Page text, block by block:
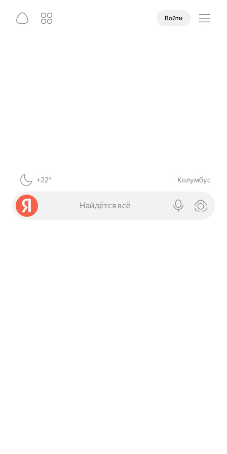
Войти
+22° Колумбус
Найдётся всё